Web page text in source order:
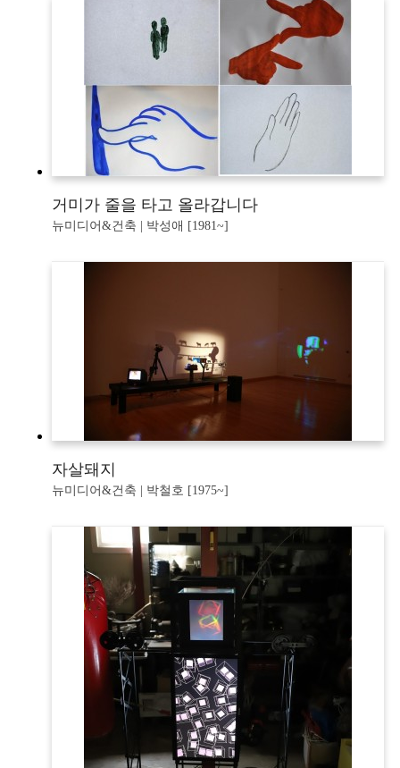
거미가 줄을 타고 올라갑니다
뉴미디어&건축 | 박성애 [1981~]
자살돼지
뉴미디어&건축 | 박철호 [1975~]